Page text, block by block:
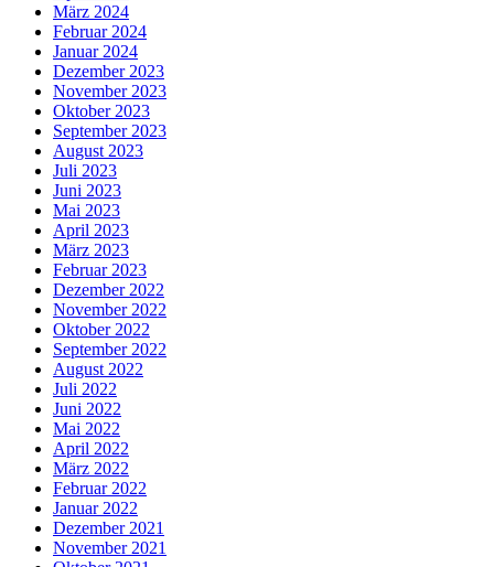
März 2024
Februar 2024
Januar 2024
Dezember 2023
November 2023
Oktober 2023
September 2023
August 2023
Juli 2023
Juni 2023
Mai 2023
April 2023
März 2023
Februar 2023
Dezember 2022
November 2022
Oktober 2022
September 2022
August 2022
Juli 2022
Juni 2022
Mai 2022
April 2022
März 2022
Februar 2022
Januar 2022
Dezember 2021
November 2021